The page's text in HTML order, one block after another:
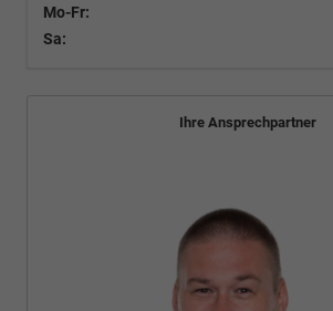
Mo-Fr:
Sa:
Ihre Ansprechpartner